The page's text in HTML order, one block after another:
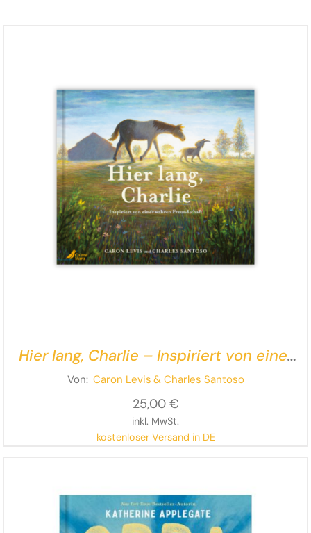
Hier lang, Charlie – Inspiriert von einer
wahren Freundschaft
Von: Caron Levis & Charles Santoso
25,00 €
inkl. MwSt.
kostenloser Versand in DE